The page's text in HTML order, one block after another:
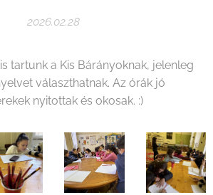
2026.02.28
tartunk a Kis Bárányoknak, jelenleg
választhatnak. Az órák jó
nyitottak és okosak. :)